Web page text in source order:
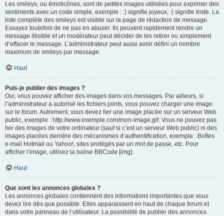
Les smileys, ou émoticônes, sont de petites images utilisées pour exprimer des
sentiments avec un code simple, exemple : :) signifie joyeux, :( signifie triste. La
liste complète des smileys est visible sur la page de rédaction de message.
Essayez toutefois de ne pas en abuser. Ils peuvent rapidement rendre un
message illisible et un modérateur peut décider de les retirer ou simplement
d’effacer le message. L’administrateur peut aussi avoir défini un nombre
maximum de smileys par message.
Haut
Puis-je publier des images ?
Oui, vous pouvez afficher des images dans vos messages. Par ailleurs, si
l’administrateur a autorisé les fichiers joints, vous pouvez charger une image
sur le forum. Autrement, vous devez lier une image placée sur un serveur Web
public, exemple : http://www.exemple.com/mon-image.gif. Vous ne pouvez pas
lier des images de votre ordinateur (sauf si c’est un serveur Web public) ni des
images placées derrière des mécanismes d’authentification, exemple : Boîtes
e-mail Hotmail ou Yahoo!, sites protégés par un mot de passe, etc. Pour
afficher l’image, utilisez la balise BBCode [img].
Haut
Que sont les annonces globales ?
Les annonces globales contiennent des informations importantes que vous
devez lire dès que possible. Elles apparaissent en haut de chaque forum et
dans votre panneau de l’utilisateur. La possibilité de publier des annonces